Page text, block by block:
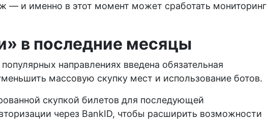
— и именно в этот момент может сработать мониторинг
в последние месяцы
направлениях введена обязательная
массовую скупку мест и использование ботов.
скупкой билетов для последующей
через BankID, чтобы расширить возможности